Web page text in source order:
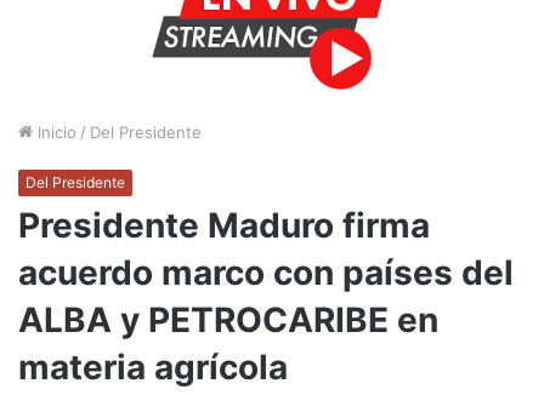
Inicio / Del Presidente
Del Presidente
Presidente Maduro firma
acuerdo marco con países del
ALBA y PETROCARIBE en
materia agrícola